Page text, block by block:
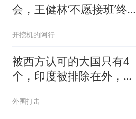
会，王健林‘不愿接班’终究
开挖机的阿行
被西方认可的大国只有4
个，印度被排除在外，为
外围打击